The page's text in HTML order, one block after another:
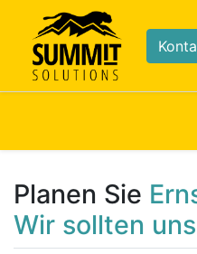
Planen Sie
Wir sollten